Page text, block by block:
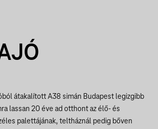
átakalított A38 simán Budapest legizgibb
lassan 20 éve ad otthont az élő- és
palettájának, teltháznál pedig bőven